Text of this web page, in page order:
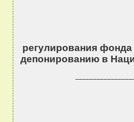
регулирования
депонированию в